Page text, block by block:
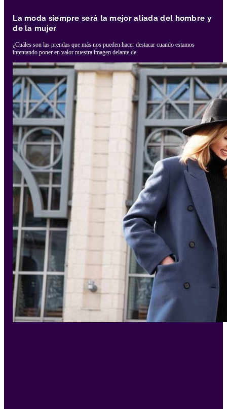
La moda siempre será la mejor aliada del hombre y
de la mujer
¿Cuáles son las prendas que más nos pueden hacer destacar cuando estamos
intentando poner en valor nuestra imagen delante de